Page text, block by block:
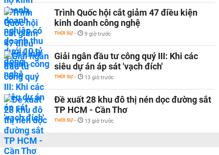
Trình Quốc hội cắt giảm 47 điều kiện
kinh doanh công nghệ
THỜI SỰ - 9 giờ trước
Giải ngân đầu tư công quý III: Khi các
siêu dự án áp sát 'vạch đích'
THỜI SỰ - 13 giờ trước
Đề xuất 28 khu đô thị nén dọc đường sắt
TP HCM - Cần Thơ
THỜI SỰ - 13 giờ trước